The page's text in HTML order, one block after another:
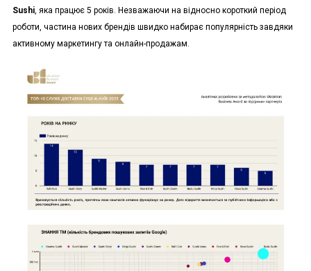
Sushi, яка працює 5 років. Незважаючи на відносно короткий період
роботи, частина нових брендів швидко набирає популярність завдяки
активному маркетингу та онлайн-продажам.